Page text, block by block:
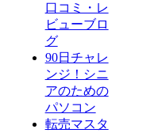
口コミ・レ
ビューブロ
グ
90日チャレ
ンジ！シニ
アのための
パソコン
転売マスタ